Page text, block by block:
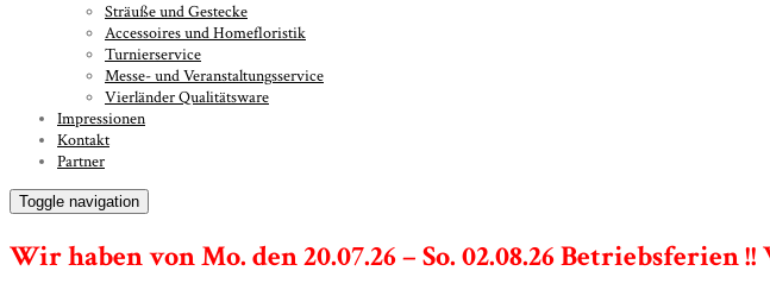
Sträuße und Gestecke
Accessoires und Homefloristik
Turnierservice
Messe- und Veranstaltungsservice
Vierländer Qualitätsware
Impressionen
Kontakt
Partner
Toggle navigation
Wir haben von Mo. den 20.07.26 – So. 02.08.26